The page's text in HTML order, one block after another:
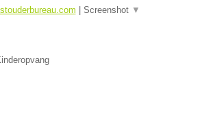
Screenshot ▼